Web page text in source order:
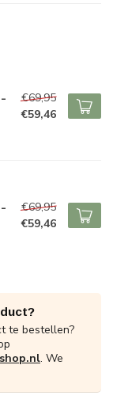
€69,95
€59,46
€69,95
€59,46
te bestellen?
. We